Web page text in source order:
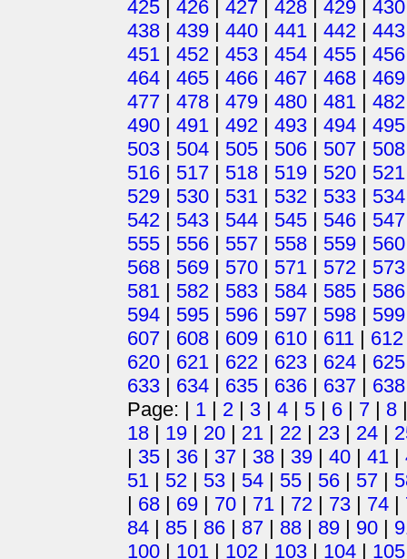
425 | 426 | 427 | 428 | 429 | 430
438 | 439 | 440 | 441 | 442 | 443
451 | 452 | 453 | 454 | 455 | 456
464 | 465 | 466 | 467 | 468 | 469
477 | 478 | 479 | 480 | 481 | 482
490 | 491 | 492 | 493 | 494 | 495
503 | 504 | 505 | 506 | 507 | 508
516 | 517 | 518 | 519 | 520 | 521
529 | 530 | 531 | 532 | 533 | 534
542 | 543 | 544 | 545 | 546 | 547
555 | 556 | 557 | 558 | 559 | 560
568 | 569 | 570 | 571 | 572 | 573
581 | 582 | 583 | 584 | 585 | 586
594 | 595 | 596 | 597 | 598 | 599
607 | 608 | 609 | 610 | 611 | 612
620 | 621 | 622 | 623 | 624 | 625
633 | 634 | 635 | 636 | 637 | 638
Page: | 1 | 2 | 3 | 4 | 5 | 6 | 7 | 8
18 | 19 | 20 | 21 | 22 | 23 | 24 |
| 35 | 36 | 37 | 38 | 39 | 40 | 41 |
51 | 52 | 53 | 54 | 55 | 56 | 57 |
| 68 | 69 | 70 | 71 | 72 | 73 | 74 |
84 | 85 | 86 | 87 | 88 | 89 | 90 |
100 | 101 | 102 | 103 | 104 | 105